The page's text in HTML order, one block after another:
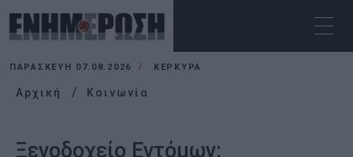
ΠΑΡΑΣΚΕΥΉ 07.08.2026 ΚΕΡΚΥΡΑ
Αρχική Κοινωνία
Ξενοδοχείο Εντόμων: